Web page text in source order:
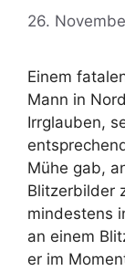
26.
Einem
Mann in
Irrglauben,
Mühe gab,
Blitzerbilder
mindestens
an einem
er im